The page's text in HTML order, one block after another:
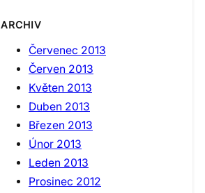
ARCHIV
Červenec 2013
Červen 2013
Květen 2013
Duben 2013
Březen 2013
Únor 2013
Leden 2013
Prosinec 2012